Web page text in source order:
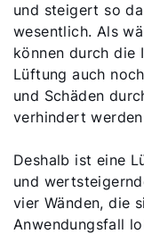
und steigert so
wesentlich. Als
können durch die
Lüftung auch
und Schäden
verhindert
Deshalb ist eine
und
vier Wänden, die
Anwendungsfall